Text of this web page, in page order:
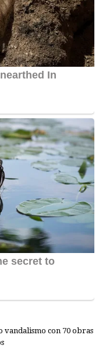
con 70 obras